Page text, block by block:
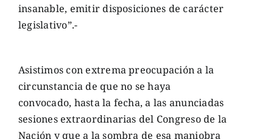
insanable, emitir disposiciones de carácter
legislativo”.-
Asistimos con extrema preocupación a la
circunstancia de que no se haya
convocado, hasta la fecha, a las anunciadas
sesiones extraordinarias del Congreso de la
Nación y que a la sombra de esa maniobra